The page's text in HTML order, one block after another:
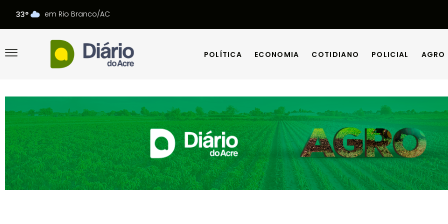
33° em Rio Branco/AC
POLÍTICA ECONOMIA COTIDIANO POLICIAL AGRO
POLÍTICA ECONOMIA COTIDIANO POLICIAL AGRO